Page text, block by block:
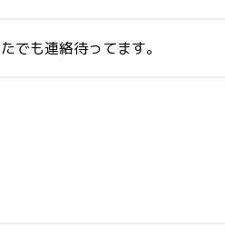
でも連絡待ってます。